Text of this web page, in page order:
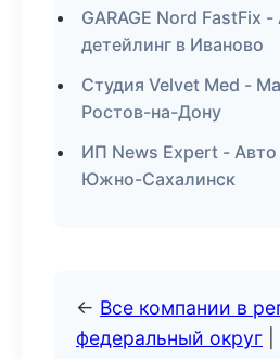
GARAGE Nord FastFix
детейлинг в Иваново
Студия Velvet Med -
Ростов-на-Дону
ИП News Expert - Авто
Южно-Сахалинск
← Все компании в
федеральный округ